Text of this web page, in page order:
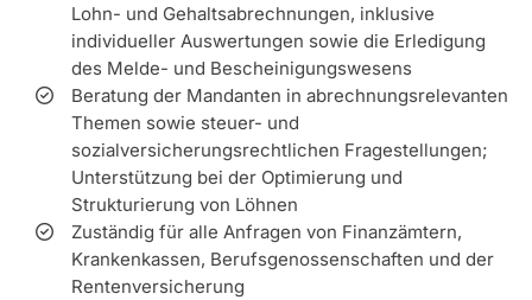
Lohn- und Gehaltsabrechnungen, inklusive
individueller Auswertungen sowie die Erledigung
des Melde- und Bescheinigungswesens
Beratung der Mandanten in abrechnungsrelevanten
Themen sowie steuer- und
sozialversicherungsrechtlichen Fragestellungen;
Unterstützung bei der Optimierung und
Strukturierung von Löhnen
Zuständig für alle Anfragen von Finanzämtern,
Krankenkassen, Berufsgenossenschaften und der
Rentenversicherung